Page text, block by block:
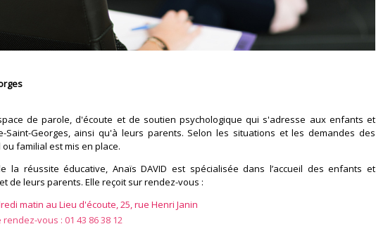
de parole, d'écoute et de soutien psychologique qui s'adresse aux enfants et
Saint-Georges, ainsi qu'à leurs parents. Selon les situations et les demandes des
familial est mis en place.
la réussite éducative, Anaïs DAVID est spécialisée dans l’accueil des enfants et
de leurs parents. Elle reçoit sur rendez-vous :
matin au Lieu d'écoute, 25, rue Henri Janin
vous : 01 43 86 38 12